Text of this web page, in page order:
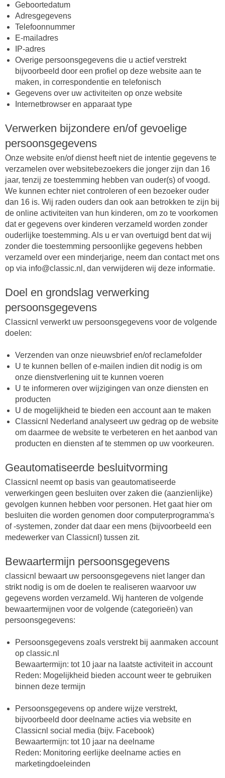
Geboortedatum
Adresgegevens
Telefoonnummer
E-mailadres
IP-adres
Overige persoonsgegevens die u actief verstrekt
bijvoorbeeld door een profiel op deze website aan te
maken, in correspondentie en telefonisch
Gegevens over uw activiteiten op onze website
Internetbrowser en apparaat type
Verwerken bijzondere en/of gevoelige
persoonsgegevens
Onze website en/of dienst heeft niet de intentie gegevens te
verzamelen over websitebezoekers die jonger zijn dan 16
jaar, tenzij ze toestemming hebben van ouder(s) of voogd.
We kunnen echter niet controleren of een bezoeker ouder
dan 16 is. Wij raden ouders dan ook aan betrokken te zijn bij
de online activiteiten van hun kinderen, om zo te voorkomen
dat er gegevens over kinderen verzameld worden zonder
ouderlijke toestemming. Als u er van overtuigd bent dat wij
zonder die toestemming persoonlijke gegevens hebben
verzameld over een minderjarige, neem dan contact met ons
op via info@classic.nl, dan verwijderen wij deze informatie.
Doel en grondslag verwerking
persoonsgegevens
Classicnl verwerkt uw persoonsgegevens voor de volgende
doelen:
Verzenden van onze nieuwsbrief en/of reclamefolder
U te kunnen bellen of e-mailen indien dit nodig is om
onze dienstverlening uit te kunnen voeren
U te informeren over wijzigingen van onze diensten en
producten
U de mogelijkheid te bieden een account aan te maken
Classicnl Nederland analyseert uw gedrag op de website
om daarmee de website te verbeteren en het aanbod van
producten en diensten af te stemmen op uw voorkeuren.
Geautomatiseerde besluitvorming
Classicnl neemt op basis van geautomatiseerde
verwerkingen geen besluiten over zaken die (aanzienlijke)
gevolgen kunnen hebben voor personen. Het gaat hier om
besluiten die worden genomen door computerprogramma's
of -systemen, zonder dat daar een mens (bijvoorbeeld een
medewerker van Classicnl) tussen zit.
Bewaartermijn persoonsgegevens
classicnl bewaart uw persoonsgegevens niet langer dan
strikt nodig is om de doelen te realiseren waarvoor uw
gegevens worden verzameld. Wij hanteren de volgende
bewaartermijnen voor de volgende (categorieën) van
persoonsgegevens:
Persoonsgegevens zoals verstrekt bij aanmaken account
op classic.nl
Bewaartermijn: tot 10 jaar na laatste activiteit in account
Reden: Mogelijkheid bieden account weer te gebruiken
binnen deze termijn
Persoonsgegevens op andere wijze verstrekt,
bijvoorbeeld door deelname acties via website en
Classicnl social media (bijv. Facebook)
Bewaartermijn: tot 10 jaar na deelname
Reden: Monitoring eerlijke deelname acties en
marketingdoeleinden